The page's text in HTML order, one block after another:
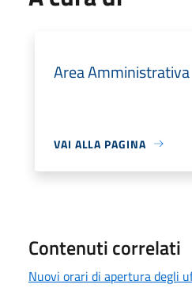
Area Amministrativa
VAI ALLA PAGINA
Contenuti correlati
Nuovi orari di apertura degli